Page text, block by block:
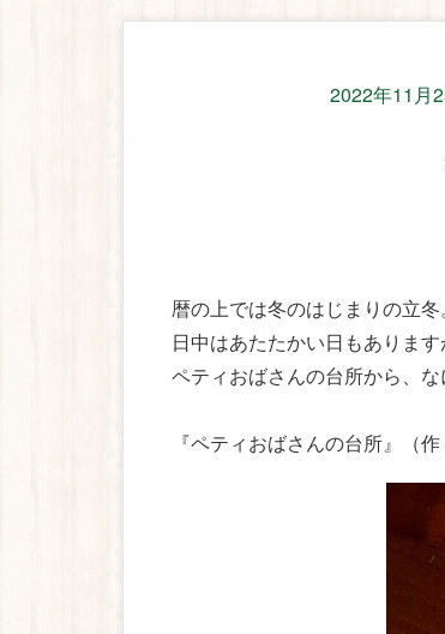
2022年11月
暦の上では冬のはじまりの立冬。
日中はあたたかい日もありま
ペティおばさんの台所から、
『ペティおばさんの台所』（